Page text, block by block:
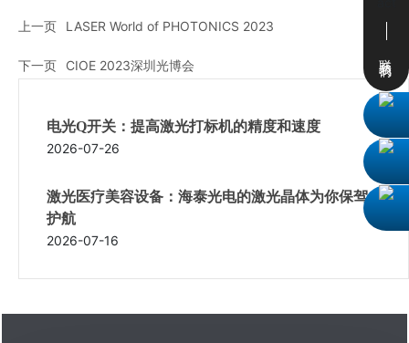
En上一页 LASER World of PHOTONICS 2023
下一页 CIOE 2023深圳光博会
电光Q开关：提高激光打标机的精度和速度
2026-07-26
激光医疗美容设备：海泰光电的激光晶体为你保驾
护航
2026-07-16